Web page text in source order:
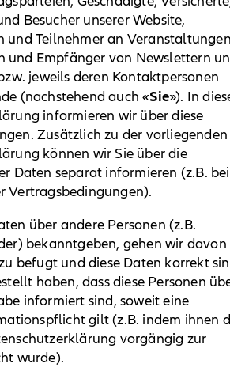
Besucher unserer Website,
und Teilnehmer an
und Empfänger von Newslettern
jeweils deren Kontaktpersonen
(nachstehend auch «Sie»). In
informieren wir über diese
Zusätzlich zu der vorliegenden
können wir Sie über die
Daten separat informieren (z.B. bei
Vertragsbedingungen).
über andere Personen (z.B.
bekanntgeben, gehen wir davon
befugt und diese Daten korrekt
haben, dass diese Personen
informiert sind, soweit eine
gilt (z.B. indem ihnen
vorgängig zur
wurde).